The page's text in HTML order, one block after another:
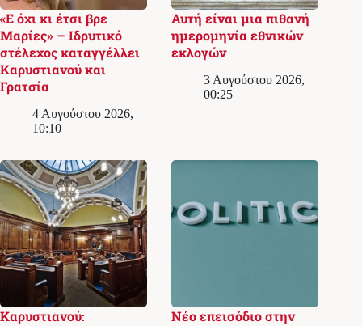
«Ε όχι κι έτσι βρε
Μαρίες» – Ιδρυτικό
στέλεχος καταγγέλλει
Καρυστιανού και
Γρατσία
4 Αυγούστου 2026,
10:10
Αυτή είναι μια πιθανή
ημερομηνία εθνικών
εκλογών
3 Αυγούστου 2026,
00:25
Καρυστιανού:
Νέο επεισόδιο στην